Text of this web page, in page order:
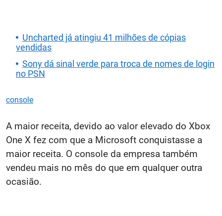
Uncharted já atingiu 41 milhões de cópias
vendidas
Sony dá sinal verde para troca de nomes de login
no PSN
console
A maior receita, devido ao valor elevado do Xbox
One X fez com que a Microsoft conquistasse a
maior receita. O console da empresa também
vendeu mais no mês do que em qualquer outra
ocasião.